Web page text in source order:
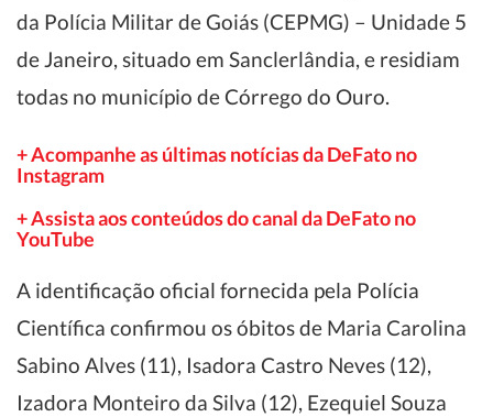
da Polícia Militar de Goiás (CEPMG) – Unidade 5
de Janeiro, situado em Sanclerlândia, e residiam
todas no município de Córrego do Ouro.
+ Acompanhe as últimas notícias da DeFato no
Instagram
+ Assista aos conteúdos do canal da DeFato no
YouTube
A identificação oficial fornecida pela Polícia
Científica confirmou os óbitos de Maria Carolina
Sabino Alves (11), Isadora Castro Neves (12),
Izadora Monteiro da Silva (12), Ezequiel Souza